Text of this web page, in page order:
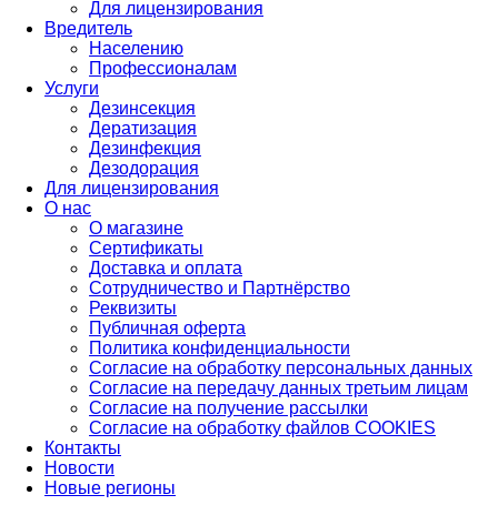
Для лицензирования
Вредитель
Населению
Профессионалам
Услуги
Дезинсекция
Дератизация
Дезинфекция
Дезодорация
Для лицензирования
О нас
О магазине
Сертификаты
Доставка и оплата
Сотрудничество и Партнёрство
Реквизиты
Публичная оферта
Политика конфиденциальности
Согласие на обработку персональных данных
Согласие на передачу данных третьим лицам
Согласие на получение рассылки
Согласие на обработку файлов COOKIES
Контакты
Новости
Новые регионы